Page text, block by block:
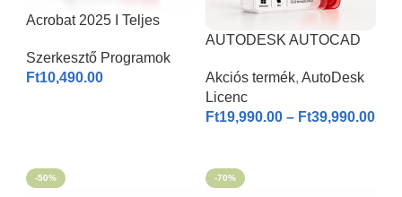
Acrobat 2025 I Teljes
Szerkesztő Programok
Ft10,490.00
AUTODESK AUTOCAD
1-3 éves licenc I
Akciós termék, AutoDesk
Licenc
Ft19,990.00 – Ft39,990.00
-50% -70%